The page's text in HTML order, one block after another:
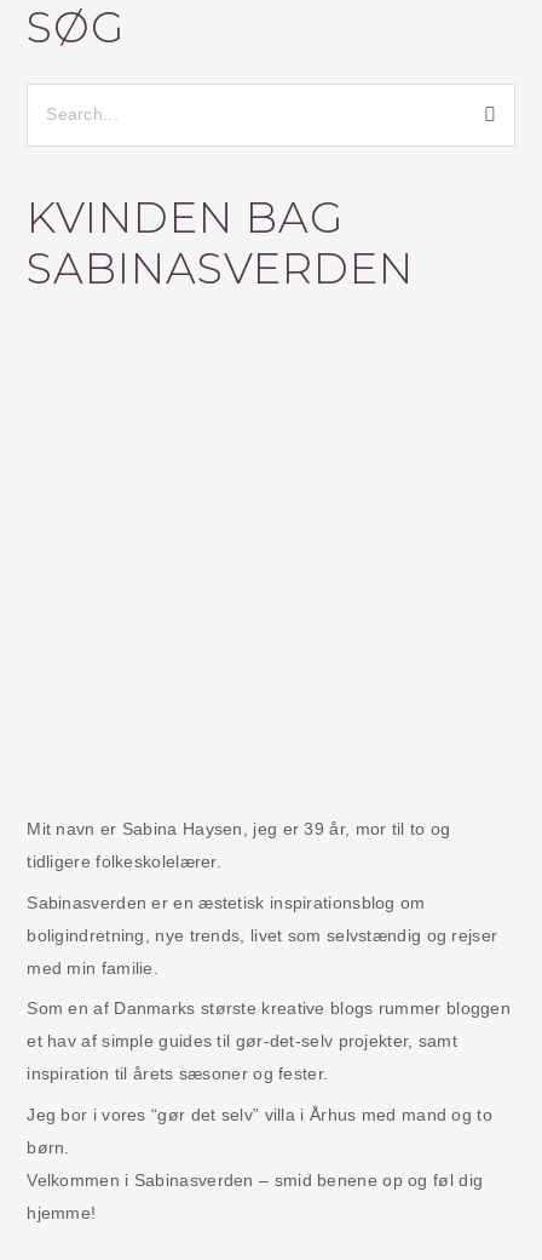
SØG
Ø
E
F
T
KVINDEN BAG
SABINASVERDEN
Mit navn er Sabina Haysen, jeg er 39 år, mor til to og
tidligere folkeskolelærer.
Sabinasverden er en æstetisk inspirationsblog om
boligindretning, nye trends, livet som selvstændig og rejser
med min familie.
Som en af Danmarks største kreative blogs rummer bloggen
et hav af simple guides til gør-det-selv projekter, samt
inspiration til årets sæsoner og fester.
Jeg bor i vores “gør det selv” villa i Århus med mand og to
børn.
Velkommen i Sabinasverden – smid benene op og føl dig
hjemme!